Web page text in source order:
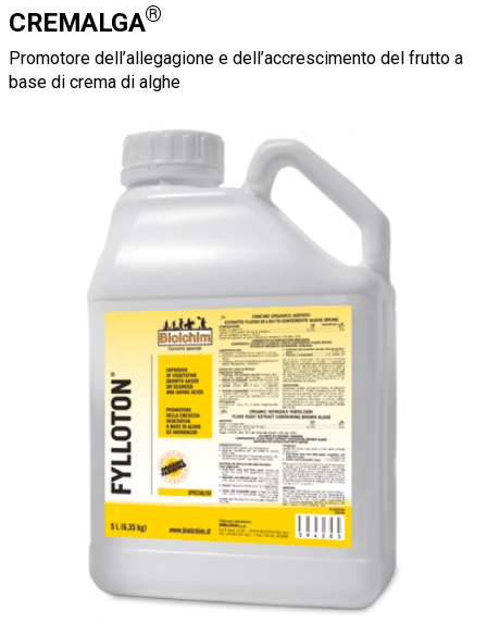
CREMALGA®
Promotore dell’allegagione e dell’accrescimento del frutto a
base di crema di alghe